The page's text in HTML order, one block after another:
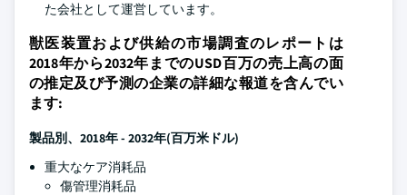
た会社として運営しています。
獣医装置および供給の市場調査のレポートは
2018年から2032年までのUSD百万の売上高の面
の推定及び予測の企業の詳細な報道を含んでい
ます:
製品別、2018年 - 2032年(百万米ドル)
重大なケア消耗品
傷管理消耗品